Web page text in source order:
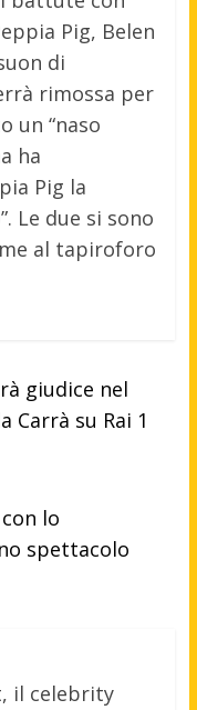
Pig, Belen
di
rimossa per
un “naso
ha
Pig la
Le due si sono
al tapiroforo
giudice nel
Carrà su Rai 1
lo
spettacolo
il celebrity